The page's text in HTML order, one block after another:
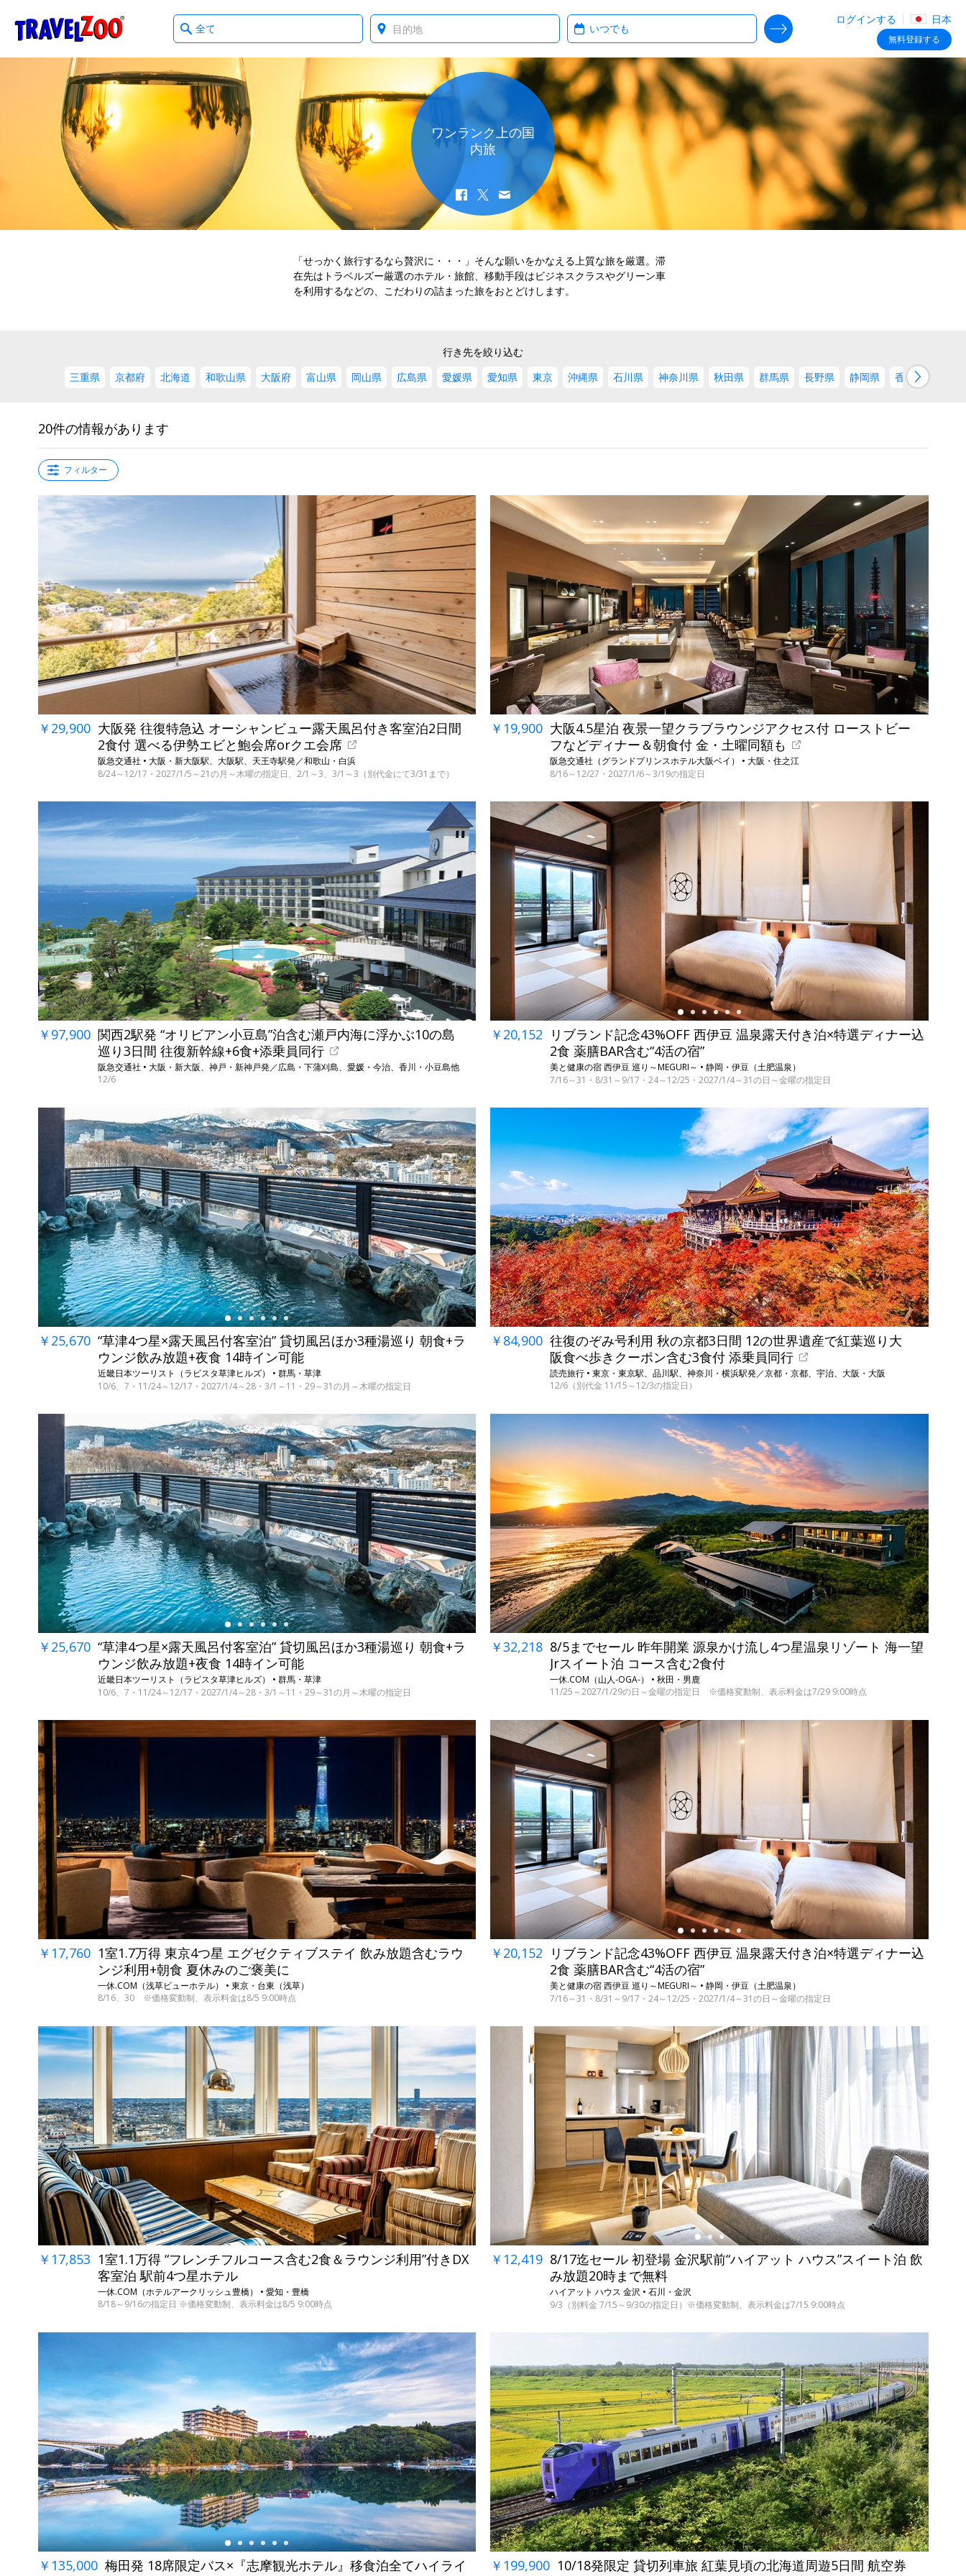
Travelzoo ログインする 日本
無料登録する
What
type
Where? When?
SEARCH DEALS
ワンランク上の国
内旅
「せっかく旅行するなら贅沢に・・・」そんな願いをかなえる上質な旅を厳選。滞
在先はトラベルズー厳選のホテル・旅館、移動手段はビジネスクラスやグリーン車
を利用するなどの、こだわりの詰まった旅をおとどけします。
行き先を絞り込む
三重県 京都府 北海道 和歌山県 大阪府 富山県 岡山県 広島県 愛媛県 愛知県 東京 沖縄県 石川県 神奈川県 秋田県 群馬県 長野県 静岡県 香川県
20件の情報があります
フィルター
￥29,900 大阪発 往復特急込 オーシャンビュー露天風呂付き客室泊2日間
2食付 選べる伊勢エビと鮑会席orクエ会席
阪急交通社 • 大阪・新大阪駅、大阪駅、天王寺駅発／和歌山・白浜
8/24～12/17・2027/1/5～21の月～木曜の指定日、2/1～3、3/1～3（別代金にて3/31まで）
￥19,900 大阪4.5星泊 夜景一望クラブラウンジアクセス付 ローストビー
フなどディナー＆朝食付 金・土曜同額も
阪急交通社（グランドプリンスホテル大阪ベイ） • 大阪・住之江
8/16～12/27・2027/1/6～3/19の指定日
￥97,900 関西2駅発 “オリビアン小豆島”泊含む瀬戸内海に浮かぶ10の島
巡り3日間 往復新幹線+6食+添乗員同行
阪急交通社 • 大阪・新大阪、神戸・新神戸発／広島・下蒲刈島、愛媛・今治、香川・小豆島他
12/6
←
￥20,152
リブランド記念43%OFF 西伊豆 温泉露天付き泊×特選ディナー込
2食 薬膳BAR含む“4活の宿”
美と健康の宿 西伊豆 巡り～MEGURI～ • 静岡・伊豆（土肥温泉）
7/16～31・8/31～9/17・24～12/25・2027/1/4～31の日～金曜の指定日
← →
￥25,670 “草津4つ星×露天風呂付客室泊” 貸切風呂ほか3種湯巡り 朝食+ラ
ウンジ飲み放題+夜食 14時イン可能
近畿日本ツーリスト（ラビスタ草津ヒルズ） • 群馬・草津
10/6、7・11/24～12/17・2027/1/4～28・3/1～11・29～31の月～木曜の指定日
￥84,900 往復のぞみ号利用 秋の京都3日間 12の世界遺産で紅葉巡り大
阪食べ歩きクーポン含む3食付 添乗員同行
読売旅行 • 東京・東京駅、品川駅、神奈川・横浜駅発／京都・京都、宇治、大阪・大阪
12/6（別代金 11/15～12/3の指定日）
← →
￥25,670 “草津4つ星×露天風呂付客室泊” 貸切風呂ほか3種湯巡り 朝食+ラ
ウンジ飲み放題+夜食 14時イン可能
近畿日本ツーリスト（ラビスタ草津ヒルズ） • 群馬・草津
10/6、7・11/24～12/17・2027/1/4～28・3/1～11・29～31の月～木曜の指定日
￥32,218 8/5までセール 昨年開業 源泉かけ流し4つ星温泉リゾート 海一望
Jrスイート泊 コース含む2食付
一休.COM（山人-OGA-） • 秋田・男鹿
11/25～2027/1/29の日～金曜の指定日 ※価格変動制、表示料金は7/29 9:00時点
￥17,760 1室1.7万得 東京4つ星 エグゼクティブステイ 飲み放題含むラウ
ンジ利用+朝食 夏休みのご褒美に
一休.COM（浅草ビューホテル） • 東京・台東（浅草）
8/16、30 ※価格変動制、表示料金は8/5 9:00時点
←
￥20,152
リブランド記念43%OFF 西伊豆 温泉露天付き泊×特選ディナー込
2食 薬膳BAR含む“4活の宿”
美と健康の宿 西伊豆 巡り～MEGURI～ • 静岡・伊豆（土肥温泉）
7/16～31・8/31～9/17・24～12/25・2027/1/4～31の日～金曜の指定日
￥17,853 1室1.1万得 “フレンチフルコース含む2食＆ラウンジ利用”付きDX
客室泊 駅前4つ星ホテル
一休.COM（ホテルアークリッシュ豊橋） • 愛知・豊橋
8/18～9/16の指定日 ※価格変動制、表示料金は8/5 9:00時点
￥12,419 8/17迄セール 初登場 金沢駅前“ハイアット ハウス”スイート泊 飲
み放題20時まで無料
ハイアット ハウス 金沢 • 石川・金沢
9/3（別料金 7/15～9/30の指定日）※価格変動制、表示料金は7/15 9:00時点
← →
￥135,000 梅田発 18席限定バス×『志摩観光ホテル』移食泊全てハイライ
￥199,900 10/18発限定 貸切列車旅 紅葉見頃の北海道周遊5日間 航空券